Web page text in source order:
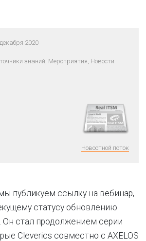
2020
знаний, Мероприятия, Новости
Новостной поток
публикуем ссылку на вебинар,
статусу обновлению
Он стал продолжением серии
Cleverics совместно с AXELOS